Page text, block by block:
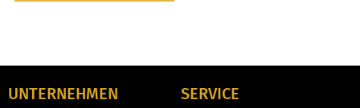
UNTERNEHMEN SERVICE